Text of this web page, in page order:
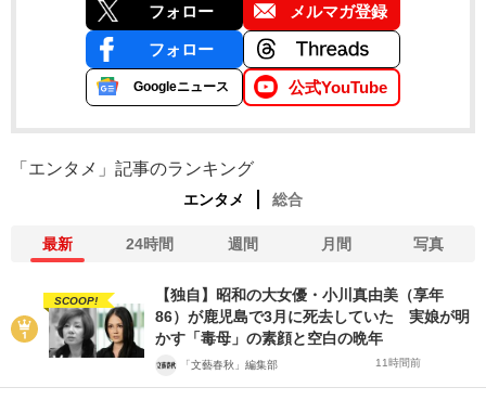
フォロー メルマガ登録
フォロー
Googleニュース 公式YouTube
「エンタメ」記事のランキング
エンタメ 総合
最新 24時間 週間 月間 写真
SCOOP!
【独自】昭和の大女優・小川真由美（享年
86）が鹿児島で3月に死去していた 実娘が明
かす「毒母」の素顔と空白の晩年
「文藝春秋」編集部 11時間前